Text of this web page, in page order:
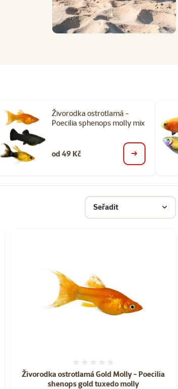
Živorodka ostrotlamá -
Poecilia sphenops molly mix
od 49 Kč detail
Seřadit
Živorodka ostrotlamá Gold Molly - Poecilia
shenops gold tuxedo molly